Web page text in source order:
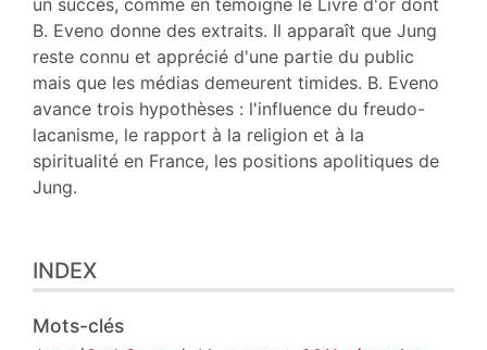
B. Eveno donne des extraits. Il apparaît que Jung
reste connu et apprécié d'une partie du public
mais que les médias demeurent timides. B. Eveno
avance trois hypothèses : l'influence du freudo-
lacanisme, le rapport à la religion et à la
spiritualité en France, les positions apolitiques de
Jung.
INDEX
Mots-clés